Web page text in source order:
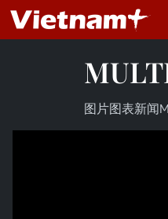
图片图表新闻